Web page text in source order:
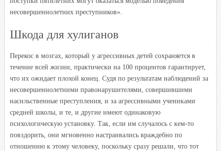
несовершеннолетних преступников».
Шкода для хулиганов
Перекос в мозгах, который у агрессивных детей сохраняется в
течение всей жизни, практически на 100 процентов гарантирует,
что их ожидает плохой конец. Судя по результатам наблюдений за
несовершеннолетними правонарушителями, совершившими
насильственные преступления, и за агрессивными учениками
средней школы, и те, и другие имеют одинаковую
психологическую установку. Так, если им случалось с кем-то
повздорить, они мгновенно настраивались враждебно по
отношению к этому человеку, поскольку сразу решали, что тот